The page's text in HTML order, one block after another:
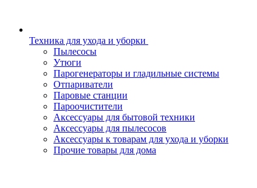
Техника для ухода и уборки
Пылесосы
Утюги
Парогенераторы и гладильные системы
Отпариватели
Паровые станции
Пароочистители
Аксессуары для бытовой техники
Аксессуары для пылесосов
Аксессуары к товарам для ухода и уборки
Прочие товары для дома